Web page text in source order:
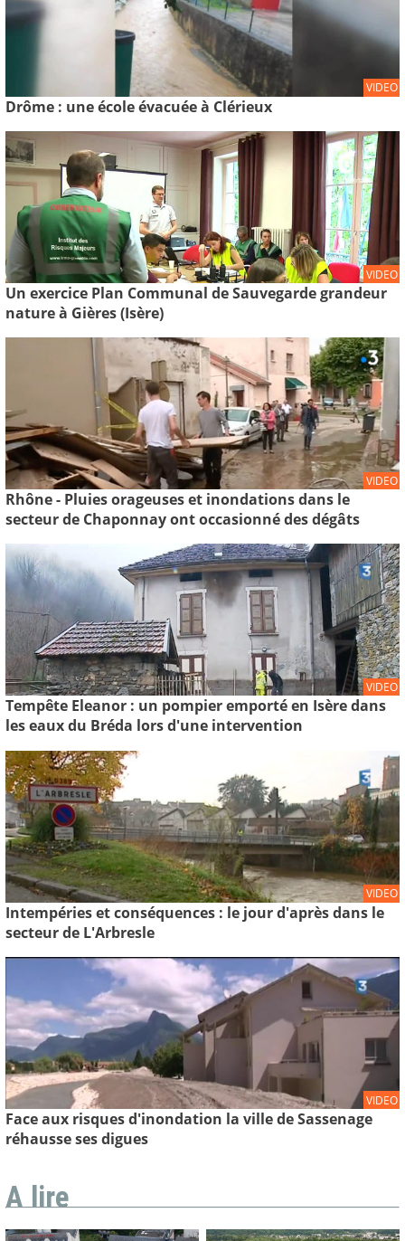
VIDEO
Drôme : une école évacuée à Clérieux
VIDEO
Un exercice Plan Communal de Sauvegarde grandeur
nature à Gières (Isère)
VIDEO
Rhône - Pluies orageuses et inondations dans le
secteur de Chaponnay ont occasionné des dégâts
VIDEO
Tempête Eleanor : un pompier emporté en Isère dans
les eaux du Bréda lors d'une intervention
VIDEO
Intempéries et conséquences : le jour d'après dans le
secteur de L'Arbresle
VIDEO
Face aux risques d'inondation la ville de Sassenage
réhausse ses digues
A lire